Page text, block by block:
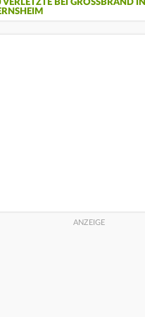
VERLETZTE BEI GROSSBRAND IN G